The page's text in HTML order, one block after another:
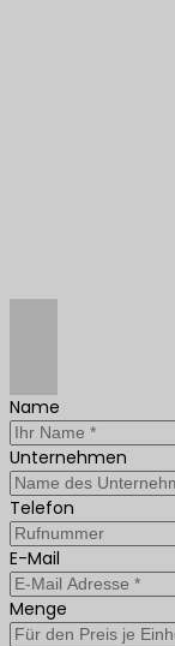
Name
Unternehmen
Telefon
E-Mail
Menge